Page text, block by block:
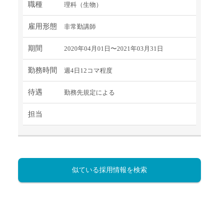
職種 理科（生物）
雇用形態 非常勤講師
期間 2020年04月01日〜2021年03月31日
勤務時間 週4日12コマ程度
待遇 勤務先規定による
担当
似ている採用情報を検索